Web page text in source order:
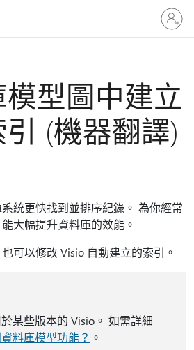
登
入
您
型圖中建立
(機器翻譯)
統更快找到並排序紀錄。 為你經常
大幅提升資料庫的效能。
可以修改 Visio 自動建立的索引。
某些版本的 Visio。 如需詳細
料庫模型功能？ 。